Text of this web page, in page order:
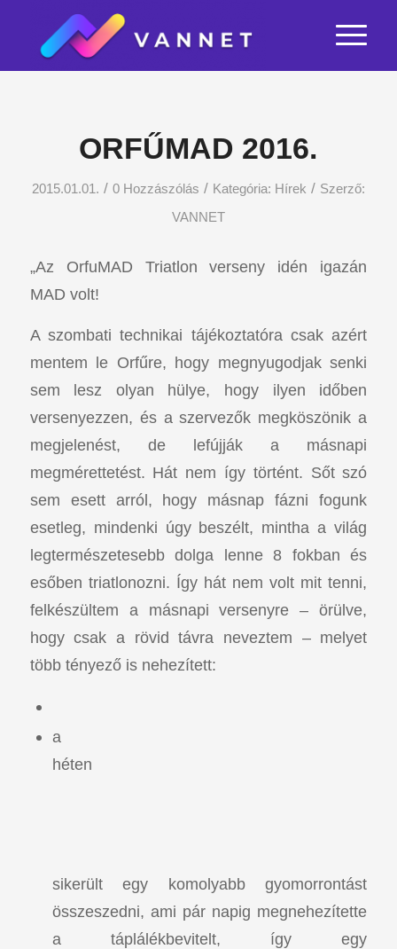
ORFŰMAD 2016.
2015.01.01. / 0 Hozzászólás / Kategória: Hírek / Szerző:
VANNET
„Az OrfuMAD Triatlon verseny idén igazán
MAD volt!
A szombati technikai tájékoztatóra csak azért
mentem le Orfűre, hogy megnyugodjak senki
sem lesz olyan hülye, hogy ilyen időben
versenyezzen, és a szervezők megköszönik a
megjelenést, de lefújják a másnapi
megmérettetést. Hát nem így történt. Sőt szó
sem esett arról, hogy másnap fázni fogunk
esetleg, mindenki úgy beszélt, mintha a világ
legtermészetesebb dolga lenne 8 fokban és
esőben triatlonozni. Így hát nem volt mit tenni,
felkészültem a másnapi versenyre – örülve,
hogy csak a rövid távra neveztem – melyet
több tényező is nehezített:
a
héten
sikerült egy komolyabb gyomorrontást
összeszedni, ami pár napig megnehezítette
a táplálékbevitelt, így egy